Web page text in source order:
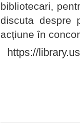
bibliotecari,
discuta despre
acțiune în
https://